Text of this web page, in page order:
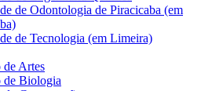
de Odontologia de Piracicaba (em
de Tecnologia (em Limeira)
de Artes
de Biologia